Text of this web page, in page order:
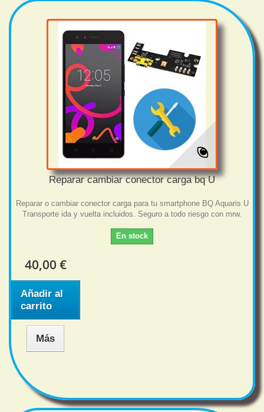
Reparar cambiar conector carga bq U
Reparar o cambiar conector carga para tu smartphone BQ Aquaris U
Transporte ida y vuelta incluidos. Seguro a todo riesgo con mrw.
En stock
40,00 €
Añadir al
carrito
Más